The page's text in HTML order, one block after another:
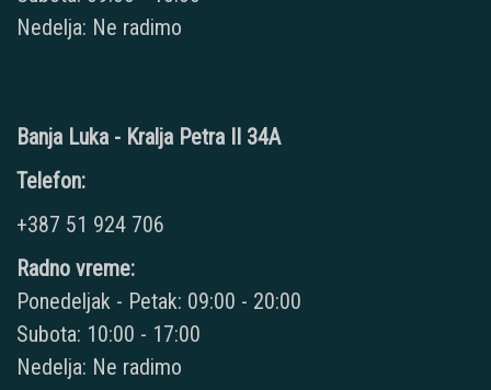
Nedelja: Ne radimo
Banja Luka - Kralja Petra II 34A
Telefon:
+387 51 924 706
Radno vreme:
Ponedeljak - Petak: 09:00 - 20:00
Subota: 10:00 - 17:00
Nedelja: Ne radimo